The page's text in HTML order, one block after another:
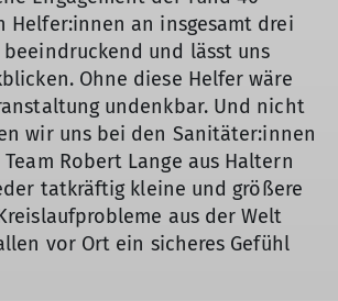
Helfer:innen an insgesamt drei
beeindruckend und lässt uns
Ohne diese Helfer wäre
undenkbar. Und nicht
wir uns bei den Sanitäter:innen
Robert Lange aus Haltern
tatkräftig kleine und größere
aus der Welt
vor Ort ein sicheres Gefühl